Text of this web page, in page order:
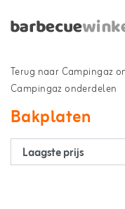
Terug naar Campingaz
Campingaz onderdelen
Bakplaten